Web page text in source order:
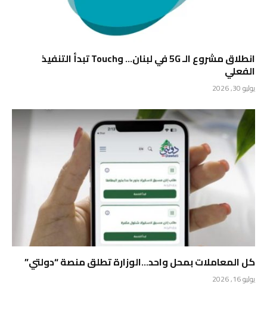
انطلاق مشروع الـ 5G في لبنان… وTouch تبدأ التنفيذ
الفعلي
يوليو 30, 2026
كل المعاملات بمحل واحد…الوزارة تطلق منصة “دولتي”
يوليو 16, 2026